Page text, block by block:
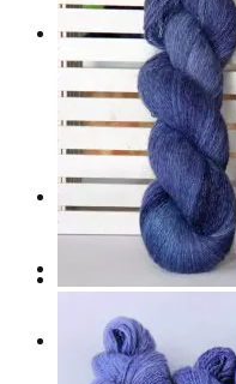
Блог про в'язання
Безкоштовні
Галерея
VizEll
Поради та